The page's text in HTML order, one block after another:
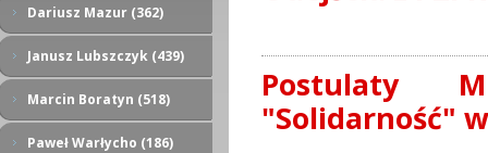
Dariusz Mazur (362)
Janusz Lubszczyk (439)
Marcin Boratyn (518)
Paweł Warłycho (186)
Postulaty
"Solidarność"